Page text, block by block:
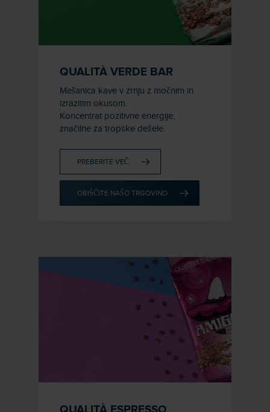
QUALITÀ VERDE BAR
Mešanica kave v zrnju z močnim in
izrazitim okusom.
Koncentrat pozitivne energije,
značilne za tropske dežele.
PREBERITE VEČ
OBIŠČITE NAŠO TRGOVINO
QUALITÀ ESPRESSO